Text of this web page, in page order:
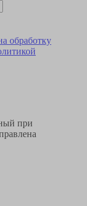
обработку
при